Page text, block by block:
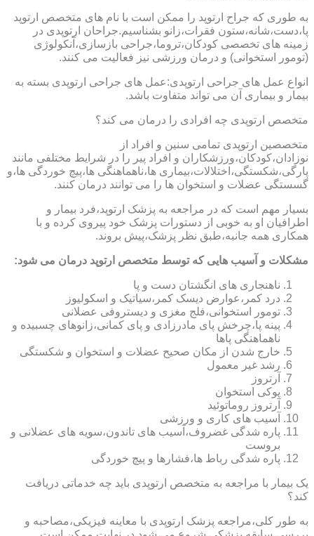
به طوری که جراح ارتوپد را ممکن است با نام های متخصص ارتوپد
پا،دست،شانه،ستون فقرات،زانو بشناسیم.جراحان ارتوپدی در
زمینه های تخصصی کودکان،تروما،جراحی بازسازی،آنکولوژی
(تومور استخوانی) و درمان ورزشی نیز فعالیت می کنند.
انواع عمل های جراحی ارتوپدی:عمل های جراحی ارتوپدی بسته به
بیمار و بیماری آن می تواند متفاوت باشد.
متخصص ارتوپدی چه افرادی را درمان می کند؟
متخصصین ارتوپدی تمامی سنین و افراد از
نوزادان،کودکان،ورزشکاران و افراد پیر را در شرایط مختلفی مانند
پارگی،شکستگی،اختلالات،بیماری ها،ناهماهنگی ها،پیچ خوردگی ها،و
گسستگی عضلات و استخوان ها را می توانند درمان کنند.
بسیار مهم است که در مراجعه به پزشک ارتوپد،فرد بیمار و
اطرافیان او به خوبی از دستورات پزشک خود پیروی کرده و با
همکاری همه جانبه،طبق نظر پزشک،پیش بروند.
مشکلات و آسیب هایی که توسط متخصص ارتوپد درمان می شود:
ناهنجاری های انگشتان دست و پا
درد کمر،عوارض دیسک کمر،سیاتیک و اسکولیوز
تومور استخوانی،فلج مغزی و دیستروفی عضلانی
پینه پا،چرخش پای مادرزادی و پای کمانی،زانوهای چسبیده و
ناهماهنگی پاها
خارج شدن از مکان صحیح عضلات و استخوان و شکستگی
رشد غیر معمول
آرتروز
پوکی استخوان
آرتروز روماتوئید
آسیب های کاری و ورزشی
پاره شدگی غضروف،آسیب های تاندون،سویه های عضلانی و
بروست
پاره شدگی رباط ها،فشارها و پیچ خوردگی
یک بیمار با مراجعه به متخصص ارتوپدی باید چه خدماتی دریافت
کند؟
به طور کلی،مراجعه پزشک ارتوپدی با معاینه فیزیکی،مصاحبه و